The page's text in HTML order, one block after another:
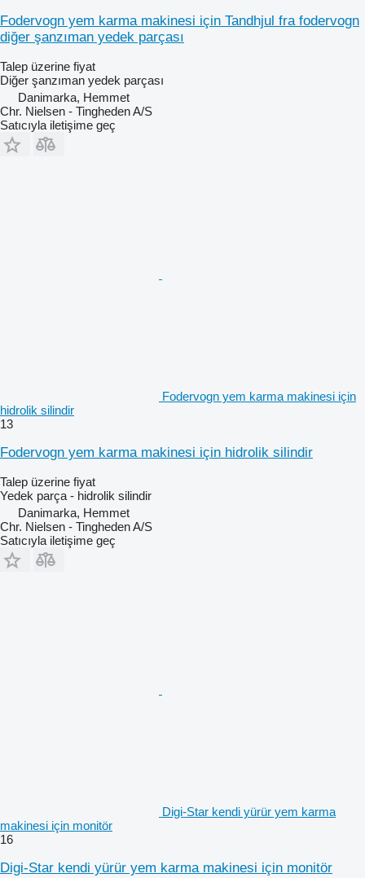
Fodervogn yem karma makinesi için Tandhjul fra fodervogn
diğer şanzıman yedek parçası
Talep üzerine fiyat
Diğer şanzıman yedek parçası
Danimarka, Hemmet
Chr. Nielsen - Tingheden A/S
Satıcıyla iletişime geç
Fodervogn yem karma makinesi için
hidrolik silindir
13
Fodervogn yem karma makinesi için hidrolik silindir
Talep üzerine fiyat
Yedek parça - hidrolik silindir
Danimarka, Hemmet
Chr. Nielsen - Tingheden A/S
Satıcıyla iletişime geç
Digi-Star kendi yürür yem karma
makinesi için monitör
16
Digi-Star kendi yürür yem karma makinesi için monitör